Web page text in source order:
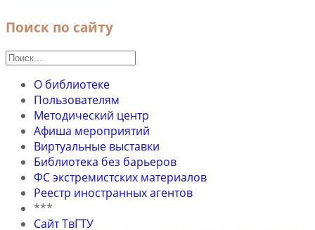
Поиск по сайту
О библиотеке
Пользователям
Методический центр
Афиша мероприятий
Виртуальные выставки
Библиотека без барьеров
ФС экстремистских материалов
Реестр иностранных агентов
***
Сайт ТвГТУ